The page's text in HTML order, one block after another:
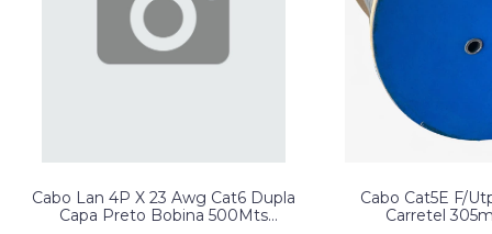
Cabo Lan 4P X 23 Awg Cat6 Dupla
Capa Preto Bobina 500Mts
Cabo Cat5E F/
Carretel